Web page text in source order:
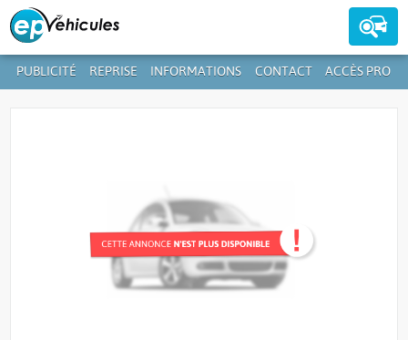
Contactez-nous au
PUBLICITÉ REPRISE INFORMATIONS CONTACT ACCÈS PRO